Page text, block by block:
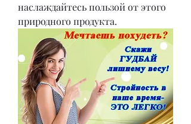
наслаждайтесь пользой от этого
природного продукта.